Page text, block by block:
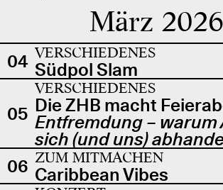
März 2026
04 VERSCHIEDENES
Südpol Slam
05
VERSCHIEDENES
Die ZHB macht
Entfremdung – warum
sich (und uns)
06 ZUM MITMACHEN
Caribbean Vibes